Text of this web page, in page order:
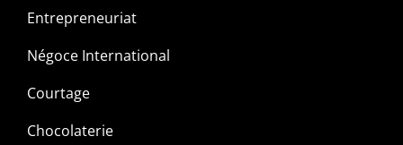
Entrepreneuriat
Négoce International
Courtage
Chocolaterie